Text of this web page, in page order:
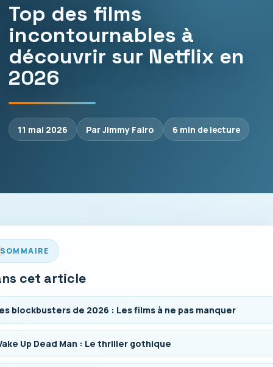
Top des films
incontournables à
découvrir sur Netflix en
2026
11 mai 2026 Par Jimmy Falro 6 min de lecture
SOMMAIRE
cet article
blockbusters de 2026 : Les films à ne pas manquer
Up Dead Man : Le thriller gothique